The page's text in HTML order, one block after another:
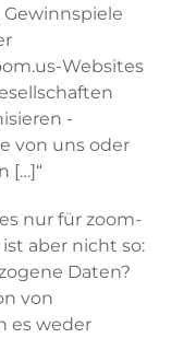
Websites
-
von uns oder
[…]“
nur für zoom-
aber nicht so:
Daten?
von
es weder